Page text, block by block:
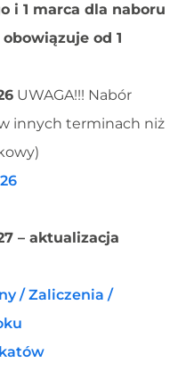
i 1 marca dla naboru
od 1
UWAGA!!! Nabór
innych terminach niż
– aktualizacja
/ Zaliczenia /